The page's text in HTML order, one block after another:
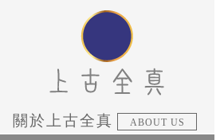
關於上古全真 ABOUT US